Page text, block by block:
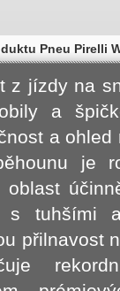
Pneu Pirelli
3PMSF FP 99H
z jízdy na
a
a
je
oblast
s tuhšími
přilnavost